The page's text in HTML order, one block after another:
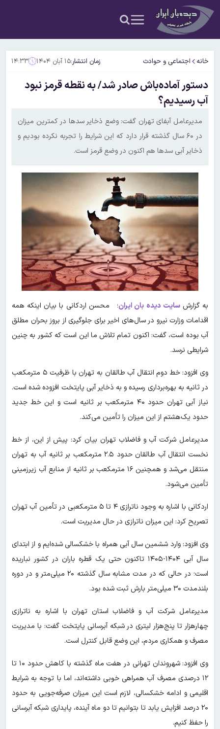
خانه اجتماعی و حوادث زمان انتشار:۱۵ آبان ۱۴۰۴ ۱۴:۳۳
دستور آماده‌باش صادر شد/ به نقطه قرمز نبود
آب رسیدیم؟
مدیرعامل آبفای تهران گفت: وضع ذخایر سدها در کمترین میزان
در ۶۰ سال گذشته قرار دارد که این شرایط را تجربه نکرده بودیم و
ذخایر آبی سدها هم اکنون در وضع قرمز است.
به گزارشسایت دیده بان ایران؛ محسن اردکانی با بیان اینکه همه
اقدامات وزارت نیرو در سال‌های اخیر برای جلوگیری از بروز بحران مطلق
آب بوده است، گفت: اکنون تمام تلاش ما این است که کشور به چنین
شرایطی نرسد.
وی افزود: خط دوم انتقال آب طالقان به تهران با ظرفیت ۵ مترمکعب
در ثانیه به بهره‌برداری رسیده و به ذخایر آبی پایتخت افزوده شده است.
نیاز آبی تهران حدود ۴۰ مترمکعب بر ثانیه است و این خط جدید
حدود یک‌هشتم از این میزان را تأمین می‌کند.
مدیرعامل شرکت آب و فاضلاب تهران بیان کرد: پیش از این، از خط
نخست انتقال آب طالقان حدود ۲.۵ مترمکعب بر ثانیه آب به تهران
منتقل می‌شد و همچنین ۱۶ مترمکعب بر ثانیه از منابع آب زیرزمینی
تأمین می‌شود.
اردکانی با اشاره به وجود ناترازی ۴ تا ۵ مترمکعبی در تأمین آب تهران
تصریح کرد: این میزان ناترازی در حال مدیریت است.
وی افزود: وارد ششمین سال آبی همراه با خشکسالی شده‌ایم و از ابتدای
سال آبی ۱۴۰۴-۱۴۰۵ تاکنون حتی یک قطره باران در کشور نباریده
است؛ در حالی که در مدت مشابه سال گذشته ۲۰ میلی‌متر و در دوره
بلندمدت ۳۰ میلی‌متر بارش ثبت شده بود.
مدیرعامل شرکت آب و فاضلاب استان تهران با اشاره به ناترازی
چهارهزار تا پنج‌هزار لیتری در شبکه آبرسانی پایتخت گفت: با مدیریت
مصرف و همکاری مردم، این وضع قابل کنترل است.
وی افزود: شهروندان تهرانی در هفت ماه گذشته با کاهش حدود ۱۰ تا
۱۲ درصدی مصرف آب همراهی خوبی داشته‌اند، اما با توجه به شرایط
اقلیمی و ادامه خشکسالی، لازم است این میزان صرفه‌جویی به حدود
۲۰ درصد افزایش یابد تا بتوانیم تا دو ماه آینده، پایداری شبکه آبرسانی
را حفظ کنیم.